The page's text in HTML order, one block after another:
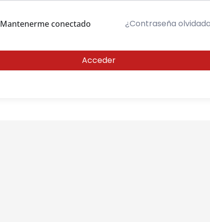
Mantenerme conectado ¿Contraseña
Acceder